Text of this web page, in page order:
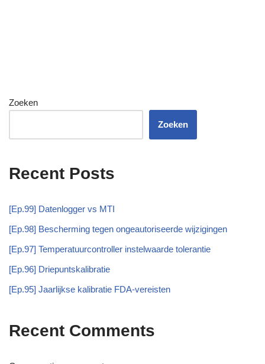
Zoeken
Zoeken
Recent Posts
[Ep.99] Datenlogger vs MTI
[Ep.98] Bescherming tegen ongeautoriseerde wijzigingen
[Ep.97] Temperatuurcontroller instelwaarde tolerantie
[Ep.96] Driepuntskalibratie
[Ep.95] Jaarlijkse kalibratie FDA-vereisten
Recent Comments